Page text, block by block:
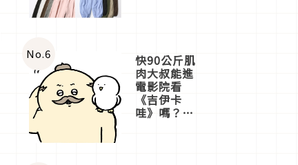
No.6 快90公斤肌
肉大叔能進
電影院看
《吉伊卡
哇》嗎？日